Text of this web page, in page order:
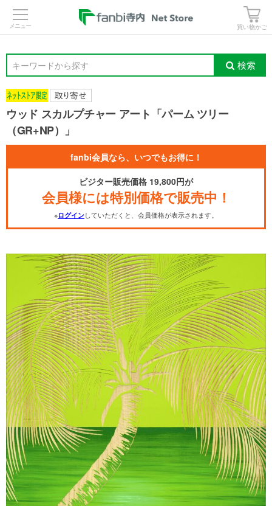
買い物かご
キーワードから探す 検索
ウッド スカルプチャー アート「パーム ツリー
（GR+NP）」
fanbi会員なら、いつでもお得に！
ビジター販売価格 19,800円が
会員様には特別価格で販売中！
※ログインしていただくと、会員価格が表示されます。